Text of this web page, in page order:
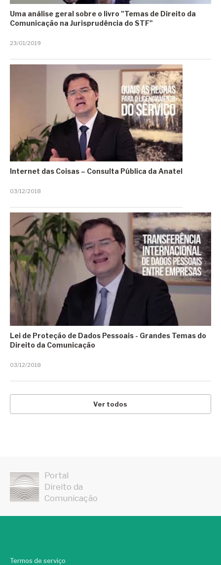
Ministério Público de São Paulo
Mobilidade Sustentável
Mobilidade Sustetável
Mobilidade Urbana
Newsletter Direito da Comunicação
Partnership for Global Infrastructure and Invesment
Poder Cibernético Nacional
Poluição Sonora
Poluidor Sonoro
Qualidade de Vida
Ranking
Ruídos de Jardinagem
Ruídos na Saúde
Satélites
Segurança Cibernética
Sem categoria
Semicondutores
Setor Público
Startups
STF
Suécia
Sustentabilidade Ambiental
Tecnologia
Tecnologia Geofence
Uma análise geral sobre o livro "Temas de Direito da
Comunicação na Jurisprudência do STF"
23/01/2019
Internet das Coisas – Consulta Pública da Anatel
03/12/2018
Lei de Proteção de Dados Pessoais - Grandes Temas do
Direito da Comunicação
03/12/2018
Ver todos
Portal
Direito da
Comunicação
Termos de serviço